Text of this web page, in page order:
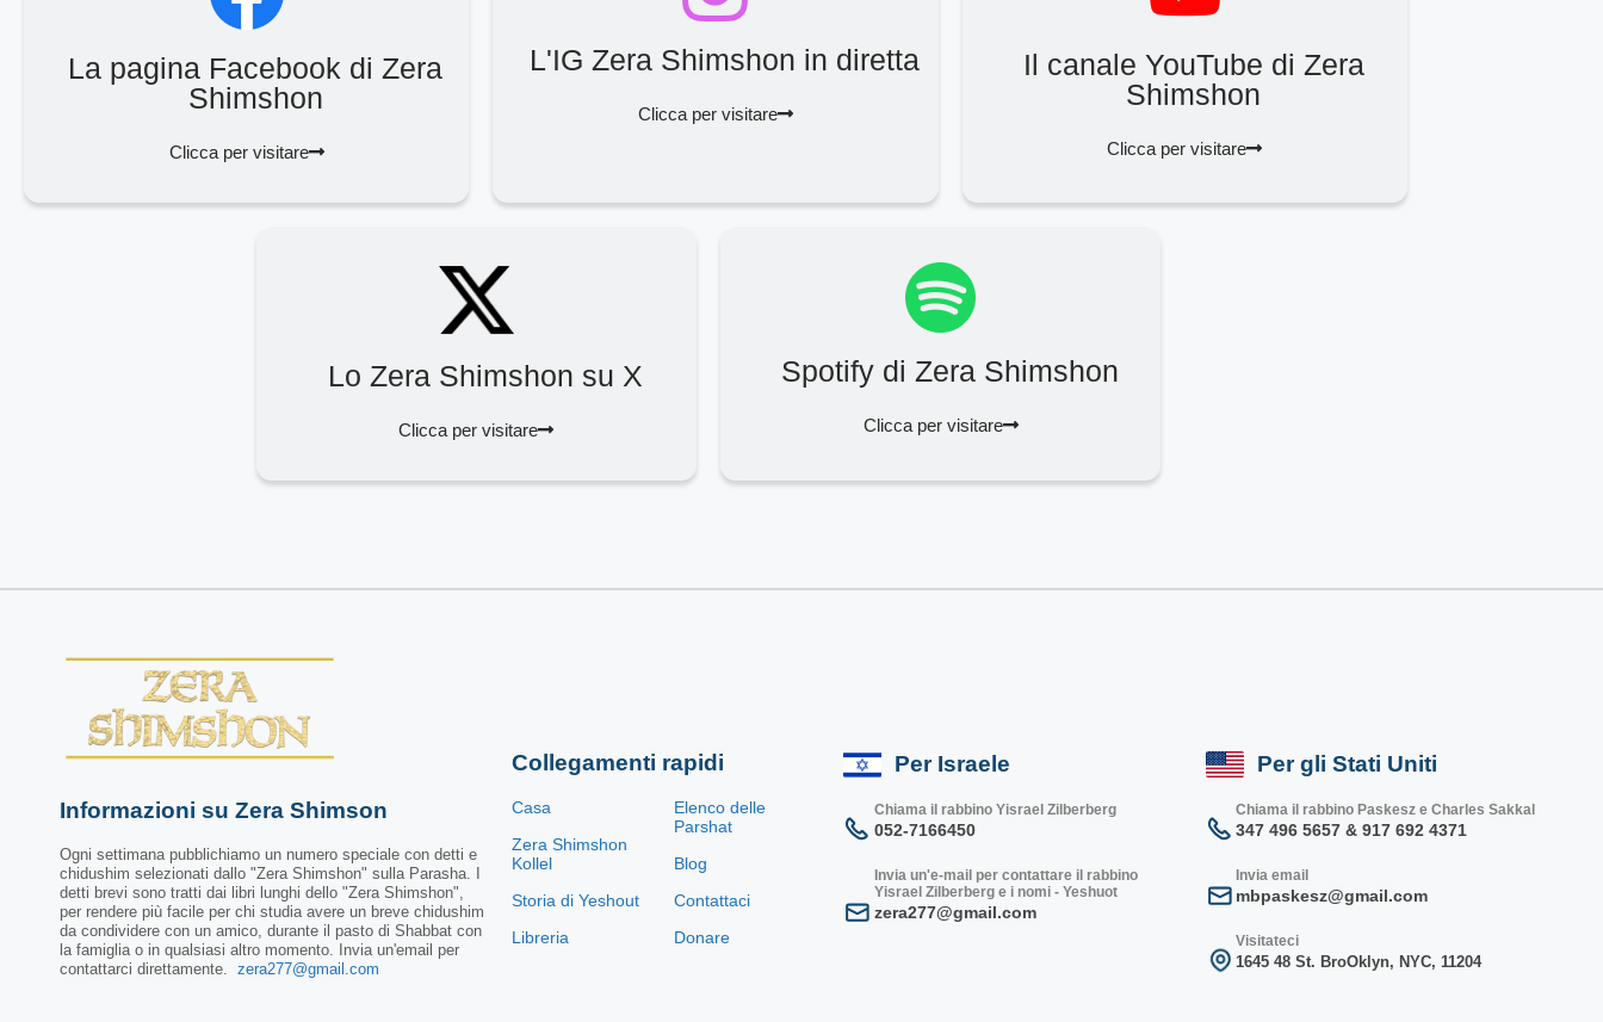
La pagina Facebook di Zera
Shimshon
Clicca per visitare
L'IG Zera Shimshon in diretta
Clicca per visitare
Il canale YouTube di Zera
Shimshon
Clicca per visitare
Lo Zera Shimshon su X
Clicca per visitare
Spotify di Zera Shimshon
Clicca per visitare
Informazioni su Zera Shimson
Ogni settimana pubblichiamo un numero speciale con detti e
chidushim selezionati dallo "Zera Shimshon" sulla Parasha. I
detti brevi sono tratti dai libri lunghi dello "Zera Shimshon",
per rendere più facile per chi studia avere un breve chidushim
da condividere con un amico, durante il pasto di Shabbat con
la famiglia o in qualsiasi altro momento. Invia un'email per
contattarci direttamente. zera277@gmail.com
Collegamenti rapidi
Casa
Zera Shimshon
Kollel
Storia di Yeshout
Libreria
Elenco delle
Parshat
Blog
Contattaci
Donare
Per Israele
Chiama il rabbino Yisrael Zilberberg
052-7166450
Invia un'e-mail per contattare il rabbino
Yisrael Zilberberg e i nomi - Yeshuot
zera277@gmail.com
Per gli Stati Uniti
Chiama il rabbino Paskesz e Charles Sakkal
347 496 5657 & 917 692 4371
Invia email
mbpaskesz@gmail.com
Visitateci
1645 48 St. BroOklyn, NYC, 11204